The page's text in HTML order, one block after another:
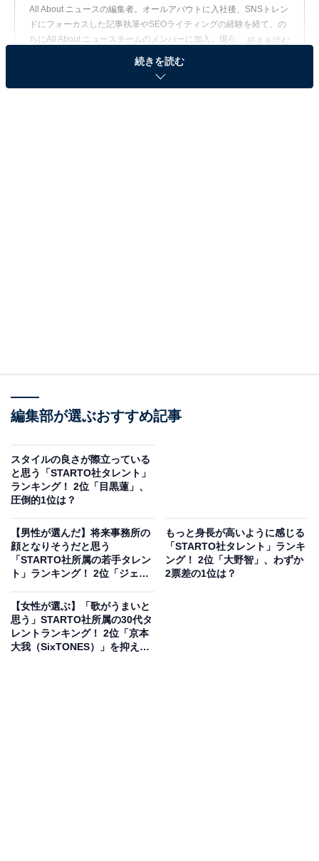
All About ニュースの編集者。オールアバウトに入社後、SNSトレン
ドにフォーカスした記事執筆やSEOライティングの経験を経て、の
ちにAll About ニュースチームのメンバーに加入。現在は旅行・カル
チャー・エンタメなどを中心に企画編集を担当。東京都出身。居酒
屋巡りとスポーツ観戦が生きがい。
...続きを読む
調査概要
View this post on Instagram
続きを読む
編集部が選ぶおすすめ記事
スタイルの良さが際立っている
と思う「STARTO社タレント」
ランキング！ 2位「目黒蓮」、
圧倒的1位は？
【男性が選んだ】将来事務所の
顔となりそうだと思う
「STARTO社所属の若手タレン
ト」ランキング！ 2位「ジェシ
調査】
もっと身長が高いように感じる
「STARTO社タレント」ランキ
ング！ 2位「大野智」、わずか
2票差の1位は？
【女性が選ぶ】「歌がうまいと
思う」STARTO社所属の30代タ
レントランキング！ 2位「京本
大我（SixTONES）」を抑えた